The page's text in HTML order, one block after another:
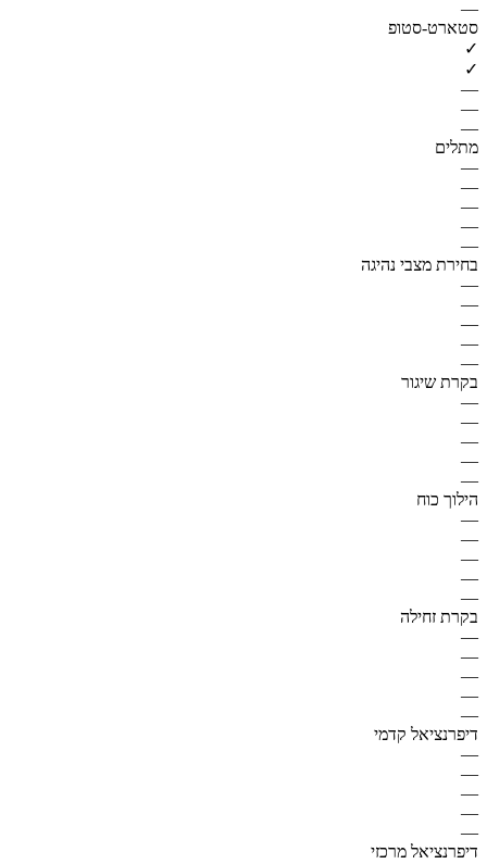
—
סטארט-סטופ
✓
✓
—
—
—
מתלים
—
—
—
—
—
בחירת מצבי נהיגה
—
—
—
—
—
בקרת שיגור
—
—
—
—
—
הילוך כוח
—
—
—
—
—
בקרת זחילה
—
—
—
—
—
דיפרנציאל קדמי
—
—
—
—
—
דיפרנציאל מרכזי